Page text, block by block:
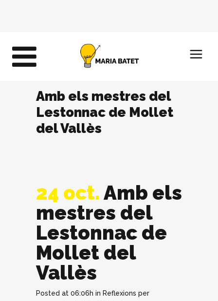
Amb els mestres del
Lestonnac de Mollet
del Vallès
24 oct. Amb els
mestres del
Lestonnac de
Mollet del
Vallès
Posted at 06:06h in Reflexions per